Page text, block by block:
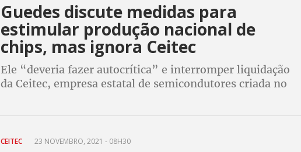
Guedes discute medidas para
estimular produção nacional de
chips, mas ignora Ceitec
Ele “deveria fazer autocrítica” e interromper liquidação
da Ceitec, empresa estatal de semicondutores criada no
CEITEC 23 NOVEMBRO, 2021 - 08H30